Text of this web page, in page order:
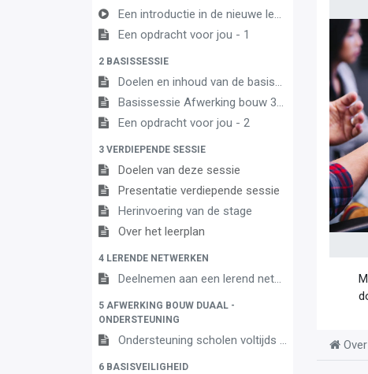
Een introductie in de nieuwe leerplannen van de derde graad
Een opdracht voor jou - 1
2 BASISSESSIE
Doelen en inhoud van de basissessie
Basissessie Afwerking bouw 3A
Een opdracht voor jou - 2
3 VERDIEPENDE SESSIE
Doelen van deze sessie
Presentatie verdiepende sessie
Herinvoering van de stage
Over het leerplan
4 LERENDE NETWERKEN
Deelnemen aan een lerend netwerk
5 AFWERKING BOUW DUAAL -
ONDERSTEUNING
Ondersteuning scholen voltijds onderwijs en centra leren en werken
6 BASISVEILIGHEID
Over